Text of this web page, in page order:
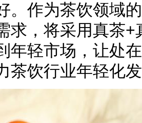
。作为茶饮领域
求，将采用真茶
年轻市场，让处
茶饮行业年轻化